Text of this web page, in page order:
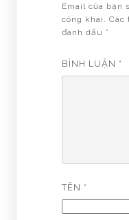
Email của bạn
công khai.
Các
đánh dấu *
BÌNH LUẬN *
TÊN *